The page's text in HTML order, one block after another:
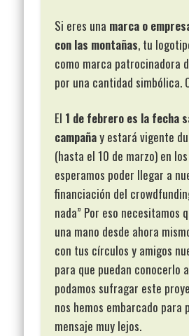
Si eres una marca o
con las montañas, tu
como marca patrocinadora
por una cantidad simbólica.
El 1 de febrero es la fecha
campañay estará vigente
(hasta el 10 de marzo) en
esperamos poder llegar a
financiación del
nada” Por eso necesitamos
una mano desde ahora
con tus círculos y amigos
para que puedan conocerlo
podamos sufragar este
nos hemos embarcado para
mensaje muy lejos.